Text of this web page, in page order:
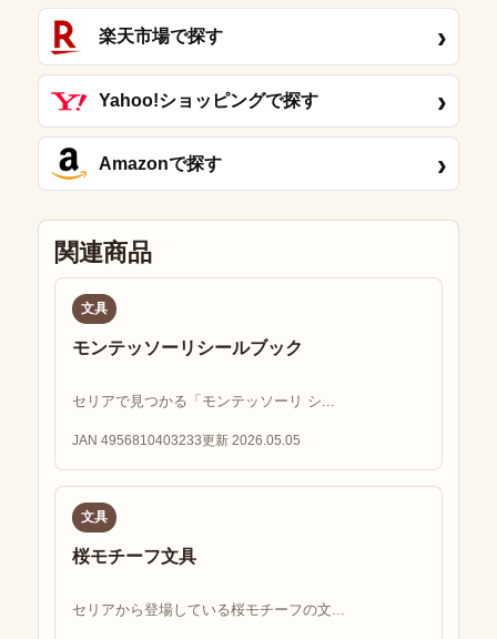
楽天市場で探す ›
Yahoo!ショッピングで探す ›
Amazonで探す ›
関連商品
文具
モンテッソーリシールブック
セリアで見つかる「モンテッソーリ シ...
JAN 4956810403233更新 2026.05.05
文具
桜モチーフ文具
セリアから登場している桜モチーフの文...